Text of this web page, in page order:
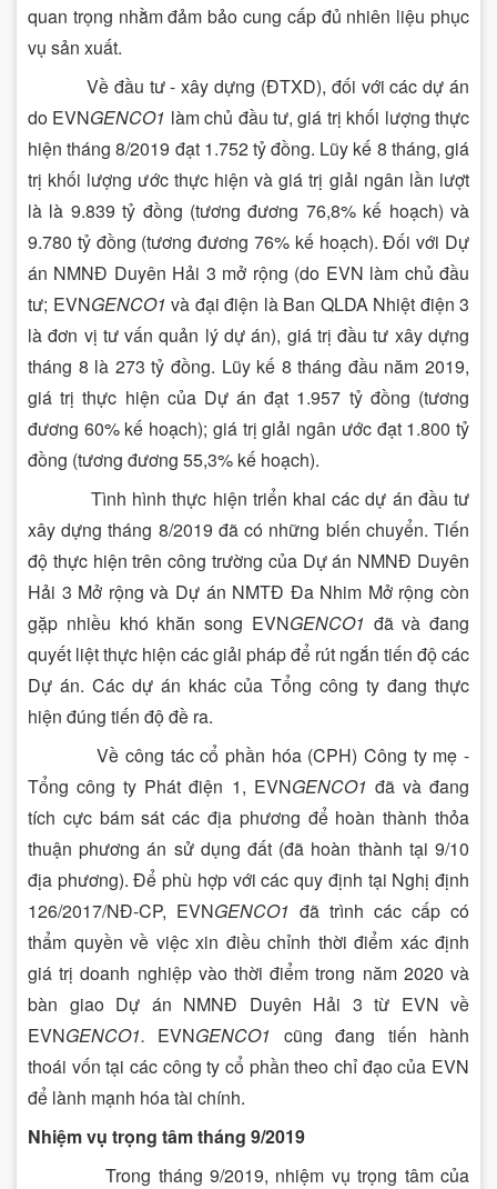
quan trọng nhằm đảm bảo cung cấp đủ nhiên liệu phục
vụ sản xuất.
Về đầu tư - xây dựng (ĐTXD), đối với các dự án
do EVNGENCO1 làm chủ đầu tư, giá trị khối lượng thực
hiện tháng 8/2019 đạt 1.752 tỷ đồng. Lũy kế 8 tháng, giá
trị khối lượng ước thực hiện và giá trị giải ngân lần lượt
là là 9.839 tỷ đồng (tương đương 76,8% kế hoạch) và
9.780 tỷ đồng (tương đương 76% kế hoạch). Đối với Dự
án NMNĐ Duyên Hải 3 mở rộng (do EVN làm chủ đầu
tư; EVNGENCO1 và đại điện là Ban QLDA Nhiệt điện 3
là đơn vị tư vấn quản lý dự án), giá trị đầu tư xây dựng
tháng 8 là 273 tỷ đồng. Lũy kế 8 tháng đầu năm 2019,
giá trị thực hiện của Dự án đạt 1.957 tỷ đồng (tương
đương 60% kế hoạch); giá trị giải ngân ước đạt 1.800 tỷ
đồng (tương đương 55,3% kế hoạch).
Tình hình thực hiện triển khai các dự án đầu tư
xây dựng tháng 8/2019 đã có những biến chuyển. Tiến
độ thực hiện trên công trường của Dự án NMNĐ Duyên
Hải 3 Mở rộng và Dự án NMTĐ Đa Nhim Mở rộng còn
gặp nhiều khó khăn song EVNGENCO1 đã và đang
quyết liệt thực hiện các giải pháp để rút ngắn tiến độ các
Dự án. Các dự án khác của Tổng công ty đang thực
hiện đúng tiến độ đề ra.
Về công tác cổ phần hóa (CPH) Công ty mẹ -
Tổng công ty Phát điện 1, EVNGENCO1 đã và đang
tích cực bám sát các địa phương để hoàn thành thỏa
thuận phương án sử dụng đất (đã hoàn thành tại 9/10
địa phương). Để phù hợp với các quy định tại Nghị định
126/2017/NĐ-CP, EVNGENCO1 đã trình các cấp có
thẩm quyền về việc xin điều chỉnh thời điểm xác định
giá trị doanh nghiệp vào thời điểm trong năm 2020 và
bàn giao Dự án NMNĐ Duyên Hải 3 từ EVN về
EVNGENCO1. EVNGENCO1
cũng đang tiến hành
thoái vốn tại các công ty cổ phần theo chỉ đạo của EVN
để lành mạnh hóa tài chính.
Nhiệm vụ trọng tâm tháng 9/2019
Trong tháng 9/2019, nhiệm vụ trọng tâm của